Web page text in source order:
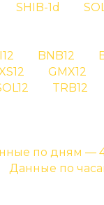
SHIB-1d
BNB12
GMX12
TRB12
по дням —
Данные по
страницах